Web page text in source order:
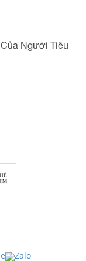
Người Tiêu